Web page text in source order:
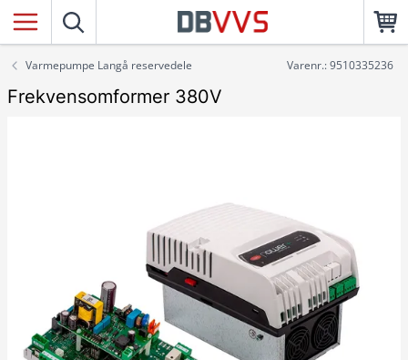
Varmepumpe Langå reservedele Varenr.: 9510335236
Frekvensomformer 380V